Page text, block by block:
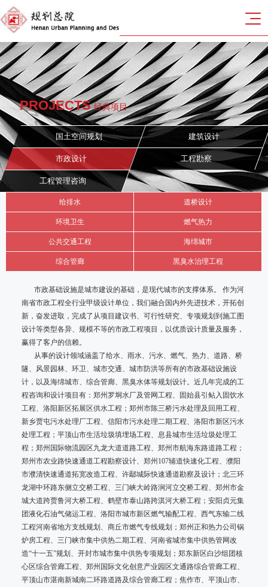
PROJECTS 经典项目
国土空间规划 建筑设计
市政设计 工程勘察
工程管理咨询
给排水 道桥设计
环境卫生 燃气热力
公共交通工程 海绵城市
综合管廊 黑臭水治理工程
市政基础设施是城市建设的基础，是现代城市的支撑体系。 作为河
南省市政工程全行业甲级设计单位，我们融合国内外先进技术，开拓创
新，奋发进取，完成了从项目建议书、可行性研究、专项规划到施工图
设计等类型各异、规模不等的市政工程项目，以优质设计质量及服务，
赢得了客户的信赖。
从事的设计领域涵盖了给水、雨水、污水、燃气、热力、道路、桥
隧、风景园林、环卫、城市交通、城市防洪等所有的市政基础设施设
计，以及海绵城市、综合管廊、黑臭水体等规划设计。近几年完成的工
程咨询和设计项目有：郑州罗垌水厂及管网工程、固始县引鲇入固饮水
工程、洛阳新区拓展区供水工程；郑州市陈三桥污水处理及回用工程、
新乡贾屯污水处理厂工程、信阳市污水处理二期工程、洛阳市新区污水
处理工程；平顶山市生活垃圾填埋场工程、息县城市生活垃圾处理工
程；郑州国际物流园区九龙大道道路工程、郑州市航海东路道路工程；
郑州市农业路快速通道工程勘察设计、郑州107辅道快速化工程、濮阳
市濮清快速通道拓宽改造工程、许鄢城际快速通道勘察及设计；北三环
龙湖中环路东侧立交桥工程、三门峡大岭路涧河立交桥工程、郑州市金
城大道跨贾鲁河大桥工程、鹤壁市泰山路跨淇河大桥工程；安阳贞元集
团液化石油气储运工程、洛阳市城市新区燃气输配工程、西气东输二线
工程河南省地方支线规划、商丘市燃气专线规划；郑州正和热力公司锅
炉房工程、三门峡市集中供热二期工程、河南省城市集中供热管网改
造“十一五”规划、开封市城市集中供热专项规划；郑东新区白沙组团核
心区综合管廊工程、郑州国际文化创意产业园区文通路综合管廊工程、
平顶山市湛南新城南二环路道路及综合管廊工程；焦作市、平顶山市、